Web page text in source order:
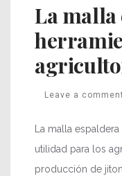
La malla
Leave a comment
La malla
utilidad para los
producción de